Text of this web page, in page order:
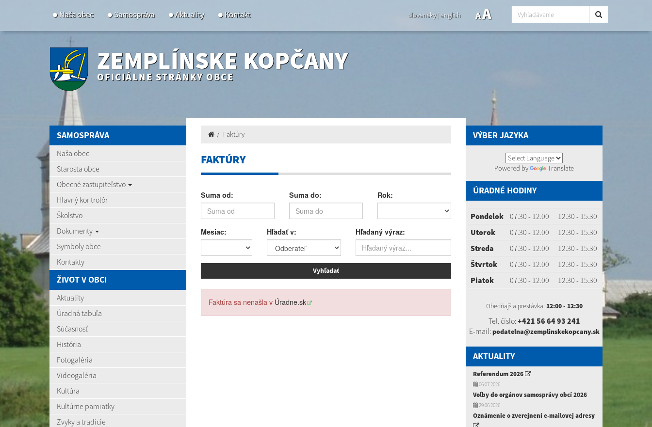
Naša obec Samospráva Aktuality Kontakt slovensky| english AA
ZEMPLÍNSKE KOPČANY
OFICIÁLNE STRÁNKY OBCE
SAMOSPRÁVA
Naša obec
Starosta obce
Obecné zastupiteľstvo
Hlavný kontrolór
Školstvo
Dokumenty
Symboly obce
Kontakty
ŽIVOT V OBCI
Aktuality
Úradná tabuľa
Súčasnosť
História
Fotogaléria
Videogaléria
Kultúra
Kultúrne pamiatky
Zvyky a tradície
Faktúry
FAKTÚRY
Suma od: Suma do: Rok:
Mesiac: Hľadať v: Hľadaný výraz:
Faktúra sa nenašla v Úradne.sk
VÝBER JAZYKA
Powered by Translate
ÚRADNÉ HODINY
Pondelok 07.30 - 12.00
12.30 - 15.30
Utorok
07.30 - 12.00
12.30 - 15.30
Streda
07.30 - 12.00
12.30 - 15.30
Štvrtok
07.30 - 12.00
12.30 - 15.30
Piatok
07.30 - 12.00 12.30 - 15.30
Obedňajšia prestávka: 12:00 - 12:30
Tel. číslo:+421 56 64 93 241
E-mail:podatelna@zemplinskekopcany.sk
AKTUALITY
Referendum 2026
06.07.2026
Voľby do orgánov samosprávy obcí 2026
29.06.2026
Oznámenie o zverejnení e-mailovej adresy